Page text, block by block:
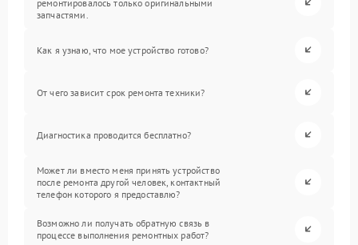
ремонтировалось только оригинальными
запчастями.
Как я узнаю, что мое устройство готово?
От чего зависит срок ремонта техники?
Диагностика проводится бесплатно?
Может ли вместо меня принять устройство
после ремонта другой человек, контактный
телефон которого я предоставлю?
Возможно ли получать обратную связь в
процессе выполнения ремонтных работ?